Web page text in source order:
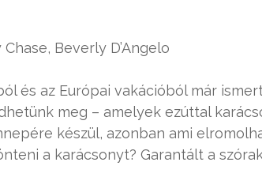
Beverly D’Angelo
és az Európai vakációból már
meg – amelyek ezúttal
készül, azonban ami
a karácsonyt? Garantált a